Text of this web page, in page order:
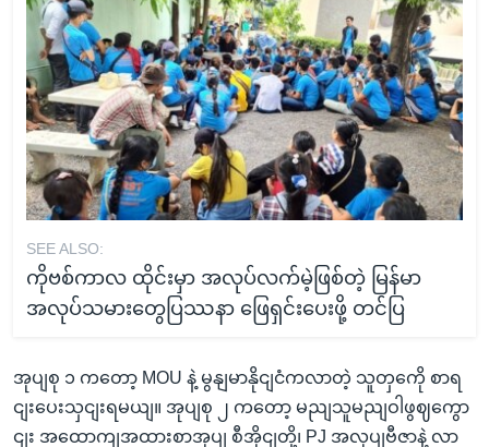
SEE ALSO:
ကိုဗစ်ကာလ ထိုင်းမှာ အလုပ်လက်မဲ့ဖြစ်တဲ့ မြန်မာ
အလုပ်သမားတွေပြဿနာ ဖြေရှင်းပေးဖို့ တင်ပြ
အုပျစု ၁ ကတော့ MOU နဲ့ မွနျမာနိုငျငံကလာတဲ့ သူတှကေို စာရ
ငျးပေးသှငျးရမယျ။ အုပျစု ၂ ကတော့ မညျသူမညျဝါဖွဈကွော
ငျး အထောကျအထားစာအုပျ စီအိုငျတို့၊ PJ အလုပျဗီဇာနဲ့ လာ